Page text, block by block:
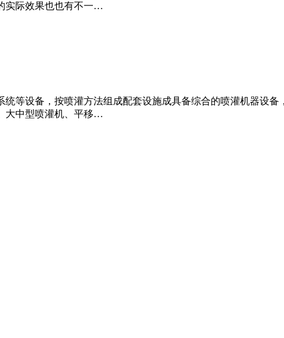
实际效果也也有不一…
等设备，按喷灌方法组成配套设施成具备综合的喷灌机器设
大中型喷灌机、平移…